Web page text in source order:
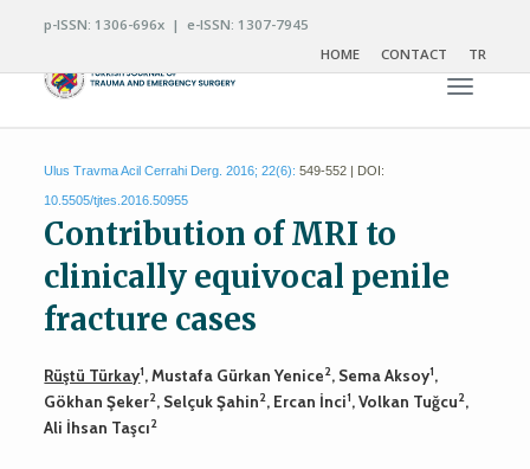
p-ISSN: 1306-696x | e-ISSN: 1307-7945
HOME
CONTACT TR
Toggle
Ulus Travma Acil Cerrahi Derg. 2016; 22(6): 549-552 | DOI:
10.5505/tjtes.2016.50955
Contribution of MRI to
clinically equivocal penile
fracture cases
Rüştü Türkay1, Mustafa Gürkan Yenice2, Sema Aksoy1,
Gökhan Şeker2, Selçuk Şahin2, Ercan İnci1, Volkan Tuğcu2,
Ali İhsan Taşcı2